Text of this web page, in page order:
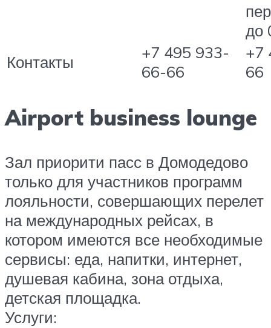
до
Контакты
+7 495 933-
66-66
+7
66
Airport business lounge
Зал приорити пасс в Домодедово
только для участников программ
лояльности, совершающих перелет
на международных рейсах, в
котором имеются все необходимые
сервисы: еда, напитки, интернет,
душевая кабина, зона отдыха,
детская площадка.
Услуги: